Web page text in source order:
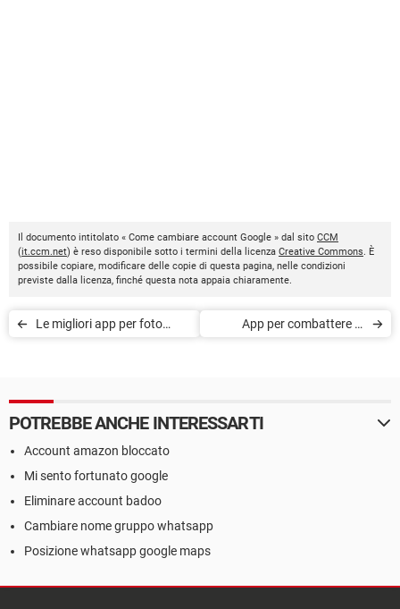
Il documento intitolato « Come cambiare account Google » dal sito CCM
(it.ccm.net) è reso disponibile sotto i termini della licenza Creative Commons. È
possibile copiare, modificare delle copie di questa pagina, nelle condizioni
previste dalla licenza, finché questa nota appaia chiaramente.
Le migliori app per foto
App per combattere la
POTREBBE ANCHE INTERESSARTI
Account amazon bloccato
Mi sento fortunato google
Eliminare account badoo
Cambiare nome gruppo whatsapp
Posizione whatsapp google maps